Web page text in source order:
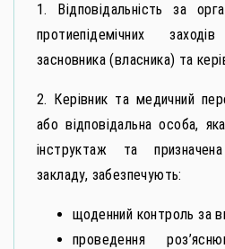
1. Відповідальність за
протиепідемічних
засновника (власника) та
2. Керівник та медичний
або відповідальна особа,
інструктаж та
закладу, забезпечують:
щоденний контроль за
проведення